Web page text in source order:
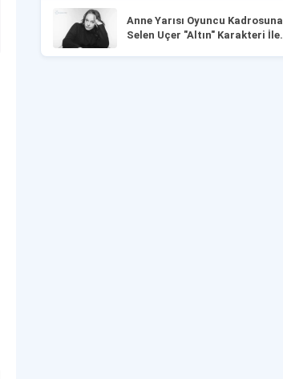
Anne Yarısı Oyuncu Kadrosuna
Selen Uçer "Altın" Karakteri İle